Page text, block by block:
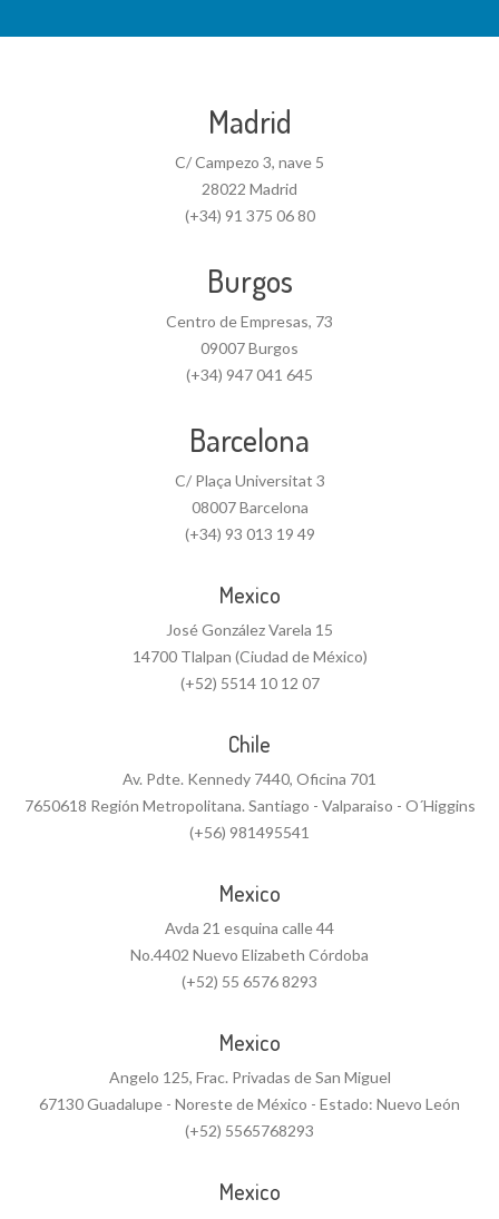
Madrid
C/ Campezo 3, nave 5
28022 Madrid
(+34) 91 375 06 80
Burgos
Centro de Empresas, 73
09007 Burgos
(+34) 947 041 645
Barcelona
C/ Plaça Universitat 3
08007 Barcelona
(+34) 93 013 19 49
Mexico
José González Varela 15
14700 Tlalpan (Ciudad de México)
(+52) 5514 10 12 07
Chile
Av. Pdte. Kennedy 7440, Oficina 701
7650618 Región Metropolitana. Santiago - Valparaiso - O´Higgins
(+56) 981495541
Mexico
Avda 21 esquina calle 44
No.4402 Nuevo Elizabeth Córdoba
(+52) 55 6576 8293
Mexico
Angelo 125, Frac. Privadas de San Miguel
67130 Guadalupe - Noreste de México - Estado: Nuevo León
(+52) 5565768293
Mexico